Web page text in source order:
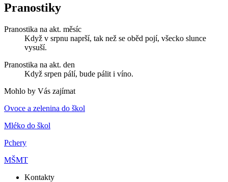
Pranostiky
Pranostika na akt. měsíc
Když v srpnu naprší, tak než se oběd pojí, všecko slunce
vysuší.
Pranostika na akt. den
Když srpen pálí, bude pálit i víno.
Mohlo by Vás zajímat
Ovoce a zelenina do škol
Mléko do škol
Pchery
MŠMT
Kontakty